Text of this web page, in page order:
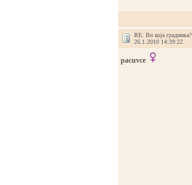
RE: Во која градинка?
26.1.2010 14:39:22
pacuvce